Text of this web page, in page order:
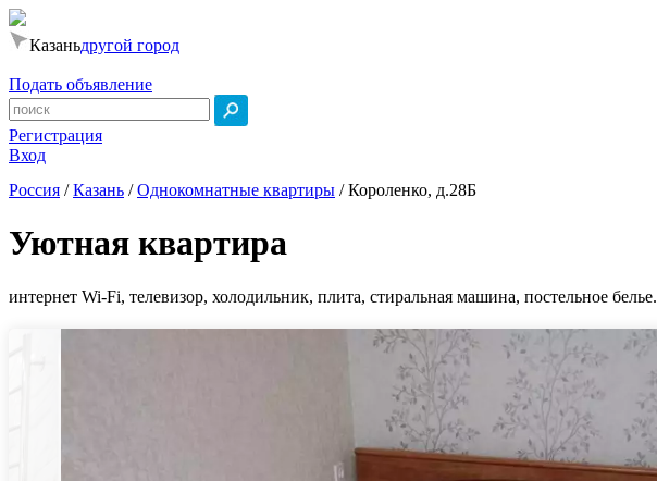
Казаньдругой город
Подать объявление
Регистрация
Вход
Россия /Казань /Однокомнатные квартиры /Короленко, д.28Б
Уютная квартира
интернет Wi-Fi, телевизор, холодильник, плита, стиральная машина, постельное белье.